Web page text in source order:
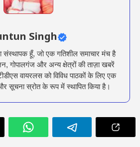
Singh
संस्थापक हूँ, जो एक गतिशील समाचार मंच है
गोपालगंज और अन्य क्षेत्रों की ताज़ा खबरें
वायरलस को विविध पाठकों के लिए एक
सूचना स्रोत के रूप में स्थापित किया है।